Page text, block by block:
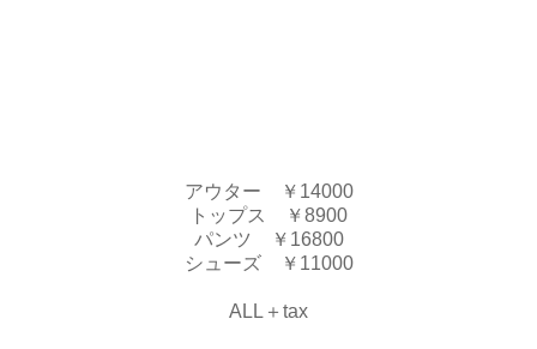
アウター ￥14000
トップス ￥8900
パンツ ￥16800
シューズ ￥11000
ALL＋tax